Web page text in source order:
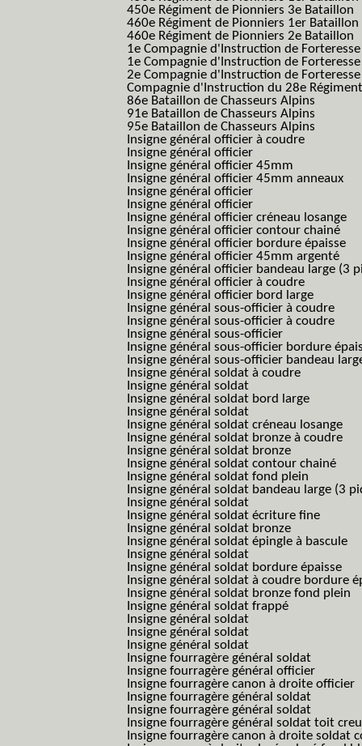
450e Régiment de Pionniers 3e Bataillon
460e Régiment de Pionniers 1er Bataillon
460e Régiment de Pionniers 2e Bataillon
1e Compagnie d'Instruction de
1e Compagnie d'Instruction de
2e Compagnie d'Instruction de
Compagnie d'Instruction du 28e
86e Bataillon de Chasseurs Alpins
91e Bataillon de Chasseurs Alpins
95e Bataillon de Chasseurs Alpins
Insigne général officier à coudre
Insigne général officier
Insigne général officier 45mm
Insigne général officier 45mm anneaux
Insigne général officier
Insigne général officier
Insigne général officier créneau losange
Insigne général officier contour chainé
Insigne général officier bordure épaisse
Insigne général officier 45mm argenté
Insigne général officier bandeau large (3
Insigne général officier à coudre
Insigne général officier bord large
Insigne général sous-officier à coudre
Insigne général sous-officier à coudre
Insigne général sous-officier
Insigne général sous-officier bordure
Insigne général sous-officier bandeau
Insigne général soldat à coudre
Insigne général soldat
Insigne général soldat bord large
Insigne général soldat
Insigne général soldat créneau losange
Insigne général soldat bronze à coudre
Insigne général soldat bronze
Insigne général soldat contour chainé
Insigne général soldat fond plein
Insigne général soldat bandeau large (3
Insigne général soldat
Insigne général soldat écriture fine
Insigne général soldat bronze
Insigne général soldat épingle à bascule
Insigne général soldat
Insigne général soldat bordure épaisse
Insigne général soldat à coudre bordure
Insigne général soldat bronze fond plein
Insigne général soldat frappé
Insigne général soldat
Insigne général soldat
Insigne général soldat
Insigne fourragère général soldat
Insigne fourragère général officier
Insigne fourragère canon à droite officier
Insigne fourragère général soldat
Insigne fourragère général soldat
Insigne fourragère général soldat toit
Insigne fourragère canon à droite soldat